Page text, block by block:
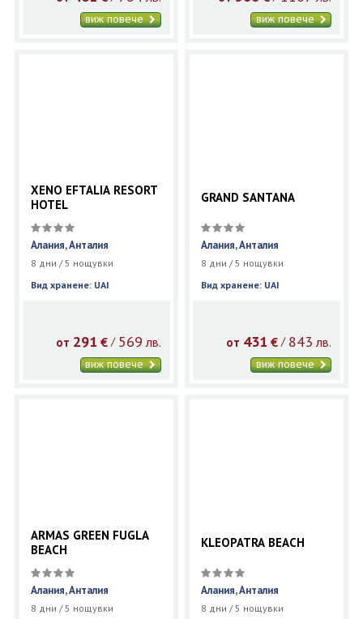
виж повече виж повече
XENO EFTALIA RESORT
HOTEL
Алания, Анталия
8 дни / 5 нощувки
Вид хранене: UAI
от 291 €/ 569 лв.
виж повече
GRAND SANTANA
Алания, Анталия
8 дни / 5 нощувки
Вид хранене: UAI
от 431 € / 843 лв.
виж повече
ARMAS GREEN FUGLA
BEACH
Алания, Анталия
8 дни / 5 нощувки
KLEOPATRA BEACH
Алания, Анталия
8 дни / 5 нощувки